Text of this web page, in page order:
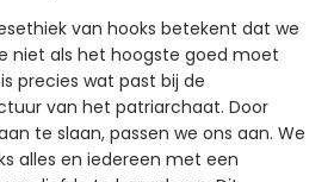
van hooks betekent dat we
niet als het hoogste goed moet
precies wat past bij de
van het patriarchaat. Door
te slaan, passen we ons aan. We
alles en iedereen met een